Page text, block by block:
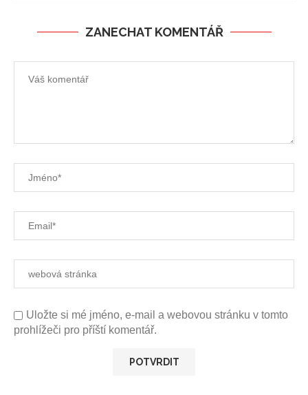
ZANECHAT KOMENTÁŘ
Uložte si mé jméno, e-mail a webovou stránku v tomto
prohlížeči pro příští komentář.